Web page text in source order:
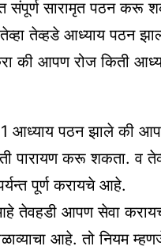
सारामृत पठन करू
तेव्हडे आध्याय पठन
की आपण रोज किती
आध्याय पठन झाले की
पारायण करू शकता. व
पूर्ण करायचे आहे.
तेवहडी आपण सेवा
आहे. तो नियम